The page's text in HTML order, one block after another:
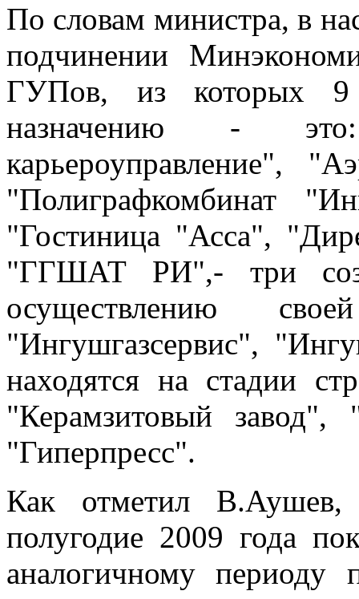
По словам министра, в
подчинении
ГУПов, из которых 9
назначению -
карьероуправление",
"Полиграфкомбинат
"Гостиница "Асса",
"ГГШАТ РИ",- три
осуществлению
"Ингушгазсервис",
находятся на стадии
"Керамзитовый
"Гиперпресс".
Как отметил В.Аушев,
полугодие 2009 года
аналогичному периоду